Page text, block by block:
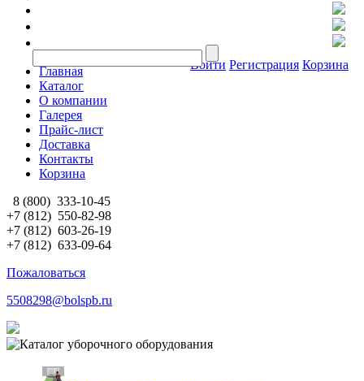
Войти Регистрация Корзина
Главная
Каталог
О компании
Галерея
Прайс-лист
Доставка
Контакты
Корзина
8 (800) 333-10-45
+7 (812) 550-82-98
+7 (812) 603-26-19
+7 (812) 633-09-64
Пожаловаться
5508298@bolspb.ru